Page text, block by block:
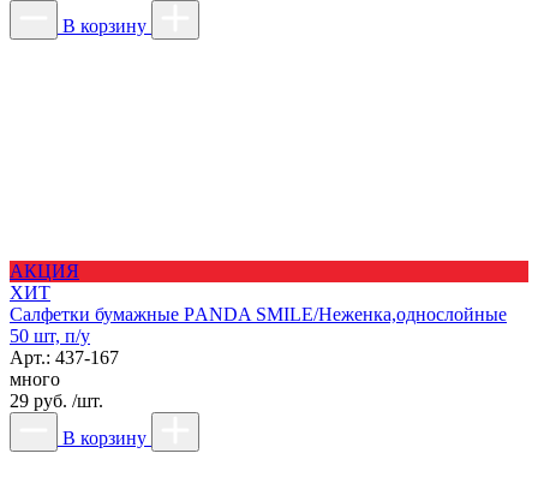
В корзину
АКЦИЯ
ХИТ
Салфетки бумажные РANDA SMILE/Неженка,однослойные
50 шт, п/у
Арт.: 437-167
много
29 руб. /шт.
В корзину